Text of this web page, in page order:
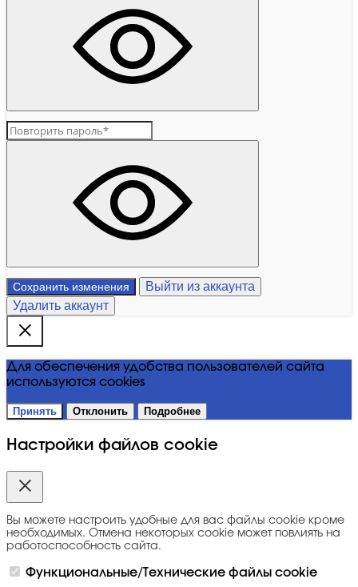
Сохранить изменения
Выйти из аккаунта
Удалить аккаунт
Для обеспечения удобства пользователей сайта
используются cookies
Принять Отклонить Подробнее
Настройки файлов cookie
Вы можете настроить удобные для вас файлы cookie кроме
необходимых. Отмена некоторых cookie может повлиять на
работоспособность сайта.
Функциональные/Технические файлы cookie